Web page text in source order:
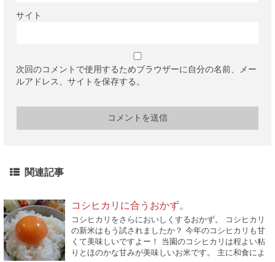
サイト
次回のコメントで使用するためブラウザーに自分の名前、メー
ルアドレス、サイトを保存する。
関連記事
コシヒカリに合うおかず。
コシヒカリをさらにおいしくするおかず。 コシヒカリ
の新米はもう試されましたか？ 今年のコシヒカリも甘
くて美味しいですよー！ 当園のコシヒカリは程よい粘
りとほのかな甘みが美味しいお米です。 主に和食によ